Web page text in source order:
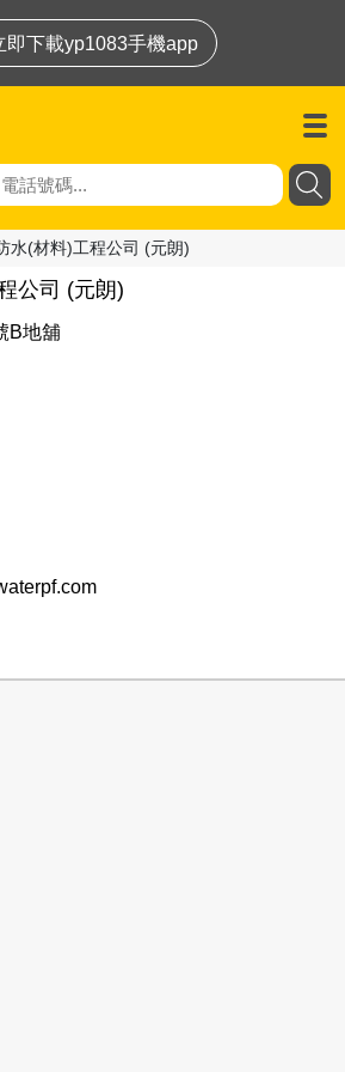
即下載yp1083手機app
水(材料)工程公司 (元朗)
公司 (元朗)
B地舖